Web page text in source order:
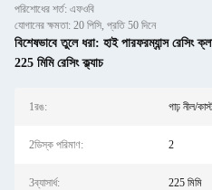
পরিশোধের শর্ত: এফওবি
যোগানের ক্ষমতা: 20 পিসি, প্রতি 50 দিনে
বিশেষভাবে তুলে ধরা: হাই পারফরম্যান্স রেসিং
225 মিমি রেসিং ক্ল্যাচ
1রঙ: গাঢ় নীল/
2ডিস্ক পরিমাণ: 2
3ব্যাসার্ধ: 225 মিমি